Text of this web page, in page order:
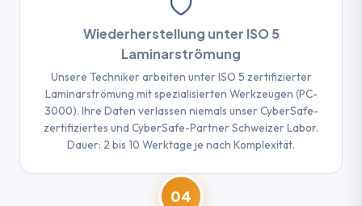
Wiederherstellung unter ISO 5
Laminarströmung
Unsere Techniker arbeiten unter ISO 5 zertifizierter
Laminarströmung mit spezialisierten Werkzeugen (PC-
3000). Ihre Daten verlassen niemals unser CyberSafe-
zertifiziertes und CyberSafe-Partner Schweizer Labor.
Dauer: 2 bis 10 Werktage je nach Komplexität.
04